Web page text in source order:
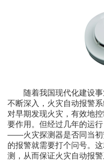
随着我国现代化建设事
不断深入，火灾自动报警
对早期发现火灾，有效地
要作用。但经过几年的运
——火灾探测器是否同当初
的报警就需要打个问号。
测，从而保证火灾自动报警